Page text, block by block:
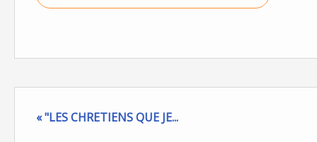
« "LES CHRETIENS QUE JE...